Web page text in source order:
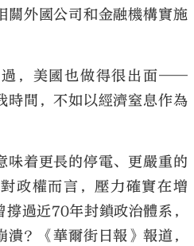
關外國公司和金融機構實施
過，美國也做得很出面——
時間，不如以經濟窒息作為
味着更長的停電、更嚴重的
政權而言，壓力確實在增
過近70年封鎖政治體系，
？《華爾街日報》報道，